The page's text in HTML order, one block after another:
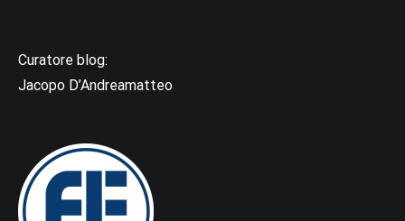
Curatore blog:
Jacopo D’Andreamatteo